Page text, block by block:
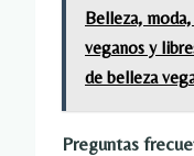
Belleza,
veganos y
de belleza
Preguntas